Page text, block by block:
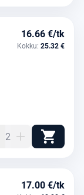
16.66 €/tk
Kokku: 25.32 €
2
17.00 €/tk